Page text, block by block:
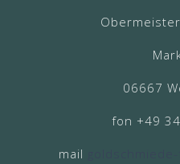
06667
fon +49
mail